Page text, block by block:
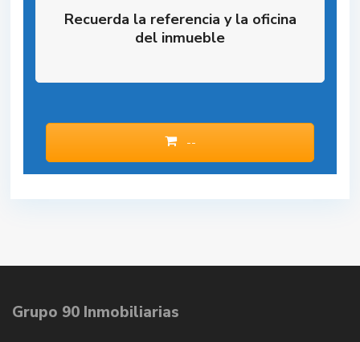
Recuerda la referencia y la oficina
del inmueble
--
Grupo 90 Inmobiliarias